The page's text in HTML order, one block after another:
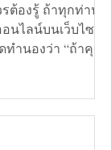
ต้องรู้ ถ้าทุกท่าน
นไลน์บนเว็บไซต์
ำนองว่า “ถ้าคุณ